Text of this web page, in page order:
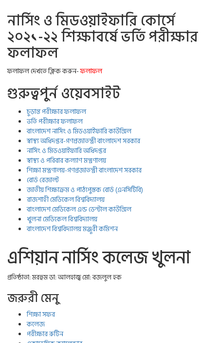
নার্সিং ও মিডওয়াইফারি কোর্সে
২০২১-২২ শিক্ষাবর্ষে ভর্তি পরীক্ষার
ফলাফল
ফলাফল দেখতে ক্লিক করুন-ফলাফল
গুরুত্বপুর্ন ওয়েবসাইট
চুড়ান্ত পরীক্ষার ফলাফল
ভর্তি পরীক্ষার ফলাফল
বাংলাদেশ নার্সিং ও মিডওয়াইফারি কাউন্সিল
স্বাস্থ্য অধিদপ্তর-গণপ্রজাতন্ত্রী বাংলাদেশ সরকার
নার্সিং ও মিডওয়াইফারি অধিদপ্তর
স্বাস্থ্য ও পরিবার কল্যাণ মন্ত্রণালয়
শিক্ষা মন্ত্রণালয়-গণপ্রজাতন্ত্রী বাংলাদেশ সরকার
বোর্ড রেজাল্ট
জাতীয় শিক্ষাক্রম ও পাঠ্যপুস্তক বোর্ড (এনসিটিবি)
রাজশাহী মেডিকেল বিশ্ববিদ্যালয়
বাংলাদেশ মেডিকেল এন্ড ডেন্টাল কাউন্সিল
খুলনা মেডিকেল বিশ্ববিদ্যালয়
বাংলাদেশ বিশ্ববিদ্যালয় মঞ্জুরী কমিশন
এশিয়ান নার্সিং কলেজ খুলনা
প্রতিষ্ঠাতা: মরহুম ডা: আলহাজ্ব মো: বজলুল হক
জরুরী মেনু
শিক্ষা সফর
কলেজ
পরীক্ষার রুটিন